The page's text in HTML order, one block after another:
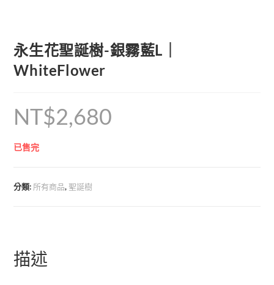
永生花聖誕樹-銀霧藍L｜
WhiteFlower
NT$2,680
已售完
分類: 所有商品, 聖誕樹
描述